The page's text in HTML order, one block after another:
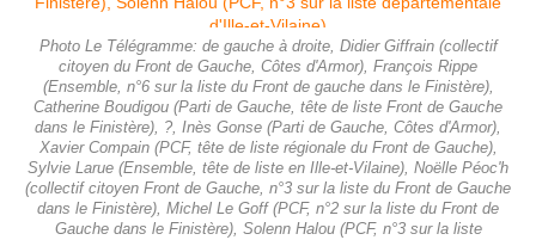
Photo Le Télégramme: de gauche à droite, Didier Giffrain (collectif
citoyen du Front de Gauche, Côtes d'Armor), François Rippe
(Ensemble, n°6 sur la liste du Front de gauche dans le Finistère),
Catherine Boudigou (Parti de Gauche, tête de liste Front de Gauche
dans le Finistère), ?, Inès Gonse (Parti de Gauche, Côtes d'Armor),
Xavier Compain (PCF, tête de liste régionale du Front de Gauche),
Sylvie Larue (Ensemble, tête de liste en Ille-et-Vilaine), Noëlle Péoc'h
(collectif citoyen Front de Gauche, n°3 sur la liste du Front de Gauche
dans le Finistère), Michel Le Goff (PCF, n°2 sur la liste du Front de
Gauche dans le Finistère), Solenn Halou (PCF, n°3 sur la liste